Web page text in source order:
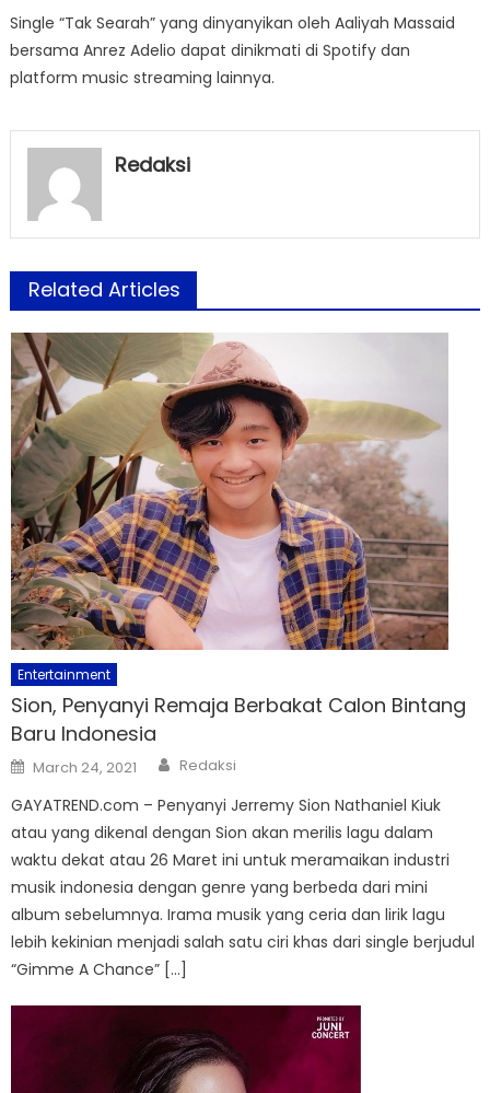
Single “Tak Searah” yang dinyanyikan oleh Aaliyah Massaid
bersama Anrez Adelio dapat dinikmati di Spotify dan
platform music streaming lainnya.
Redaksi
Related Articles
Entertainment
Sion, Penyanyi Remaja Berbakat Calon Bintang
Baru Indonesia
Posted
on
March 24, 2021 Author
Redaksi
GAYATREND.com – Penyanyi Jerremy Sion Nathaniel Kiuk
atau yang dikenal dengan Sion akan merilis lagu dalam
waktu dekat atau 26 Maret ini untuk meramaikan industri
musik indonesia dengan genre yang berbeda dari mini
album sebelumnya. Irama musik yang ceria dan lirik lagu
lebih kekinian menjadi salah satu ciri khas dari single berjudul
“Gimme A Chance” […]